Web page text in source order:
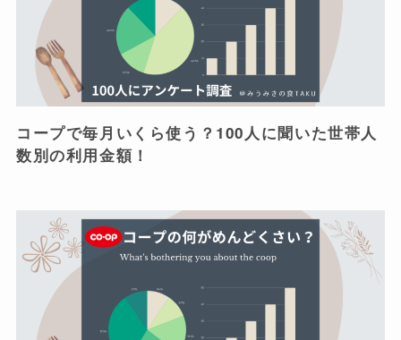
コープで毎月いくら使う？100人に聞いた世帯人
数別の利用金額！